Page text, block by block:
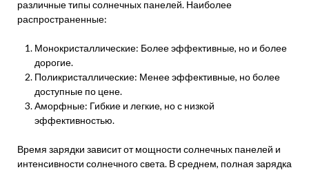
различные типы солнечных панелей. Наиболее
распространенные:
Монокристаллические: Более эффективные, но и более
дорогие.
Поликристаллические: Менее эффективные, но более
доступные по цене.
Аморфные: Гибкие и легкие, но с низкой
эффективностью.
Время зарядки зависит от мощности солнечных панелей и
интенсивности солнечного света. В среднем, полная зарядка